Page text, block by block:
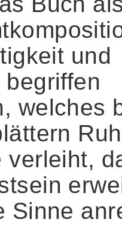
und
begriffen
welches
verleiht,
Sinne